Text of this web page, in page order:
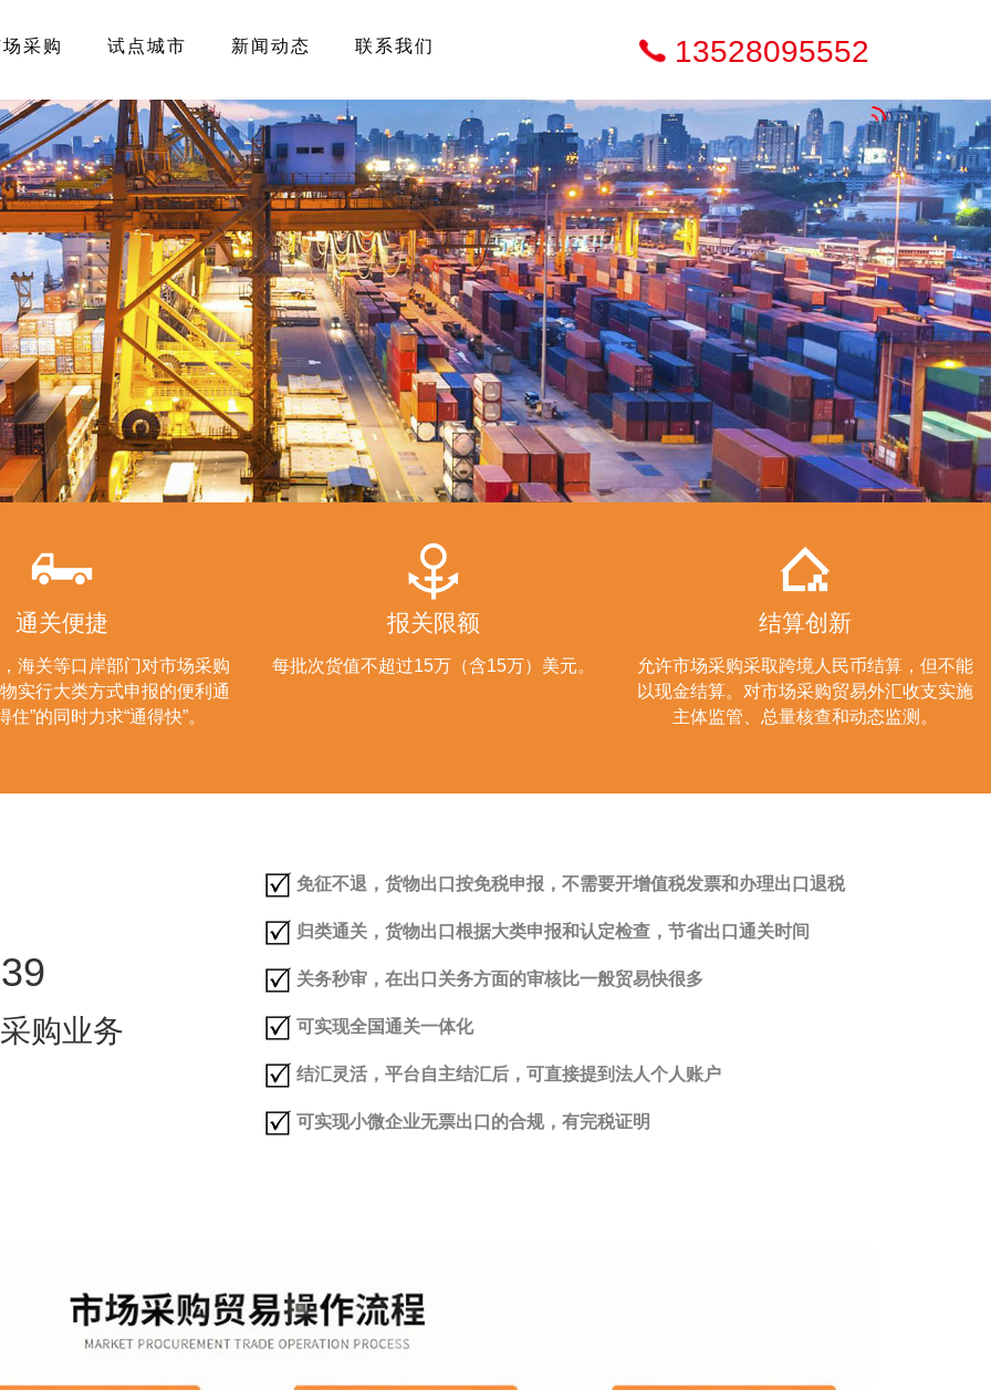
采购 试点城市 新闻动态 联系我们 13528095552
通关便捷
海关等口岸部门对市场采购
实行大类方式申报的便利通
住”的同时力求“通得快”。
报关限额
每批次货值不超过15万（含15万）美元。
结算创新
允许市场采购采取跨境人民币结算，但不能
以现金结算。对市场采购贸易外汇收支实施
主体监管、总量核查和动态监测。
购业务
免征不退，货物出口按免税申报，不需要开增值税发票和办理出口退税
归类通关，货物出口根据大类申报和认定检查，节省出口通关时间
关务秒审，在出口关务方面的审核比一般贸易快很多
可实现全国通关一体化
结汇灵活，平台自主结汇后，可直接提到法人个人账户
可实现小微企业无票出口的合规，有完税证明